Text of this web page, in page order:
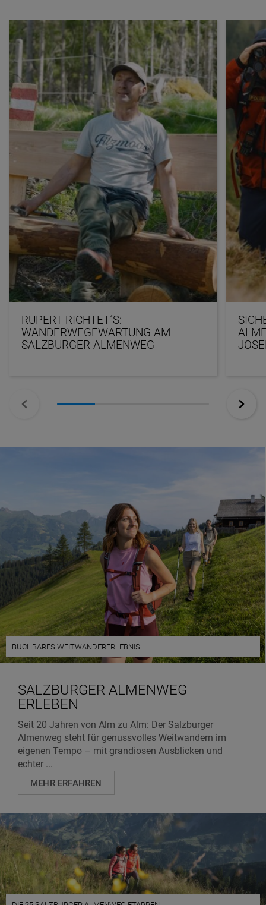
RUPERT RICHTET´S:
WANDERWEGEWARTUNG AM
SALZBURGER ALMENWEG
BUCHBARES WEITWANDERERLEBNIS
SALZBURGER ALMENWEG
ERLEBEN
Seit 20 Jahren von Alm zu Alm: Der Salzburger
Almenweg steht für genussvolles Weitwandern im
eigenen Tempo – mit grandiosen Ausblicken und
echter ...
MEHR ERFAHREN